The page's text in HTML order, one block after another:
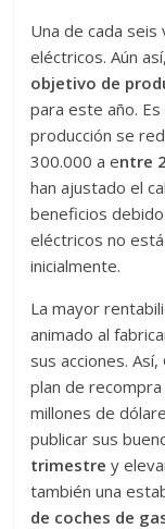
Una de cada seis
eléctricos. Aún así,
objetivo de
para este año. Es
producción se
300.000 a entre
han ajustado el
beneficios
eléctricos no
inicialmente.
La mayor
animado al
sus acciones.
plan de
millones de
publicar sus
trimestre y
también una
de coches de